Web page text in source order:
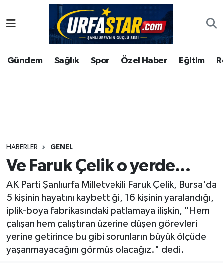
Gündem Sağlık Spor Özel Haber Eğitim
HABERLER GENEL
Ve Faruk Çelik o yerde...
AK Parti Şanlıurfa Milletvekili Faruk Çelik, Bursa'da
5 kişinin hayatını kaybettiği, 16 kişinin yaralandığı,
iplik-boya fabrikasındaki patlamaya ilişkin, "Hem
çalışan hem çalıştıran üzerine düşen görevleri
yerine getirince bu gibi sorunların büyük ölçüde
yaşanmayacağını görmüş olacağız." dedi.
ASAYİS
ÇEVRE
Gündem
Kültür
Magazin
Şanlıurfa Nöbetçi Eczaneler
Şanlıurfa Hava Durumu
Tüm Manşetler
Son Dakika Haberleri
Haber Arşivi